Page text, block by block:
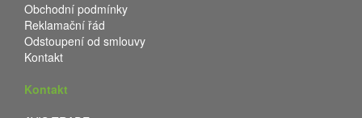
Obchodní podmínky
Reklamační řád
Odstoupení od smlouvy
Kontakt
Kontakt